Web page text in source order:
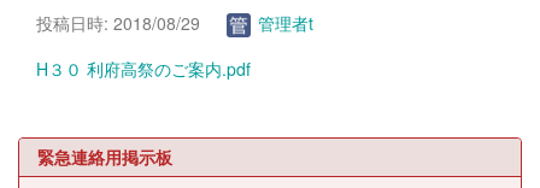
投稿日時: 2018/08/29
管理者t
H３０ 利府高祭のご案内.pdf
緊急連絡用掲示板